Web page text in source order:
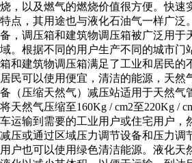
烧，以及燃气的燃烧价值很方便。快速
特点，其用途也与液化石油气一样广泛
备，调压箱和建筑物调压箱被广泛用于
域。根据不同的用户生产不同的城市门
箱和建筑物调压箱满足了工业和居民的
居民可以使用便宜，清洁的能源，天然
备（压缩天然气）减压站适用于天然气
将天然气压缩至160Kg / cm2至220Kg /
车运输到需要的工业用户或住宅用户，
减压或通过区域压力调节设备和压力调
用户也可以使用绿色清洁能源。液化天